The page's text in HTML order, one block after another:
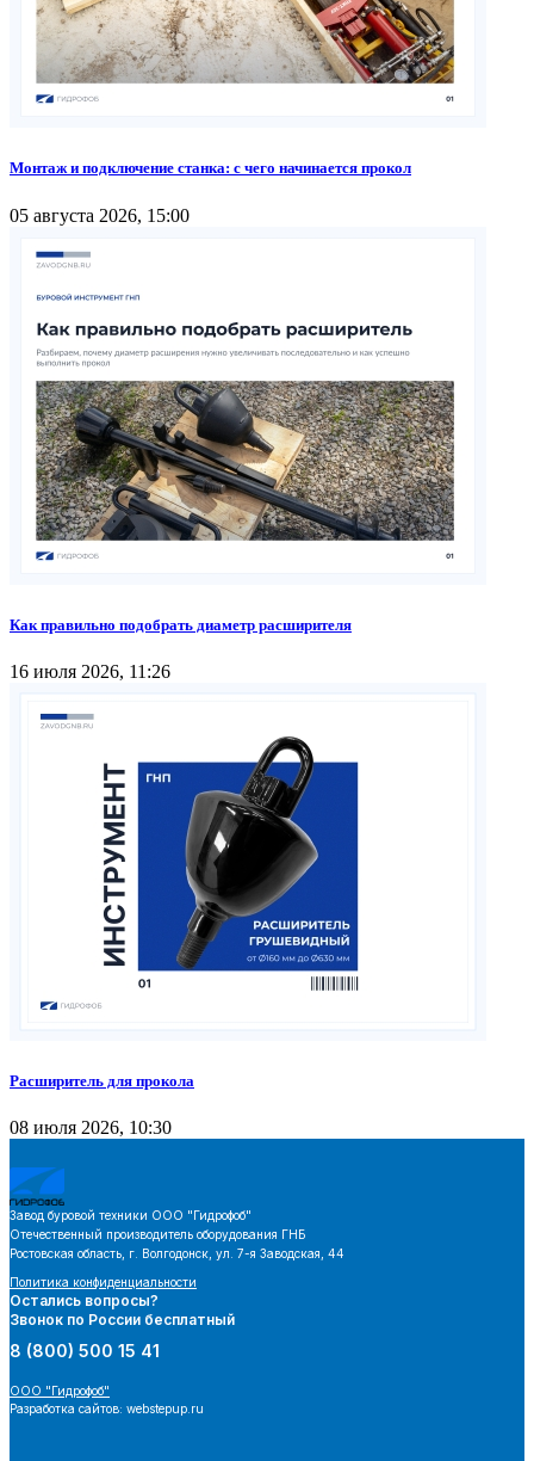
Монтаж и подключение станка: с чего начинается прокол
05 августа 2026, 15:00
Как правильно подобрать диаметр расширителя
16 июля 2026, 11:26
Расширитель для прокола
08 июля 2026, 10:30
Завод буровой техники ООО "Гидрофоб"
Отечественный производитель оборудования ГНБ
Ростовская область, г. Волгодонск, ул. 7-я Заводская, 44
Политика конфиденциальности
Остались вопросы?
Звонок по России бесплатный
8 (800) 500 15 41
ООО "Гидрофоб"
Разработка сайтов: webstepup.ru